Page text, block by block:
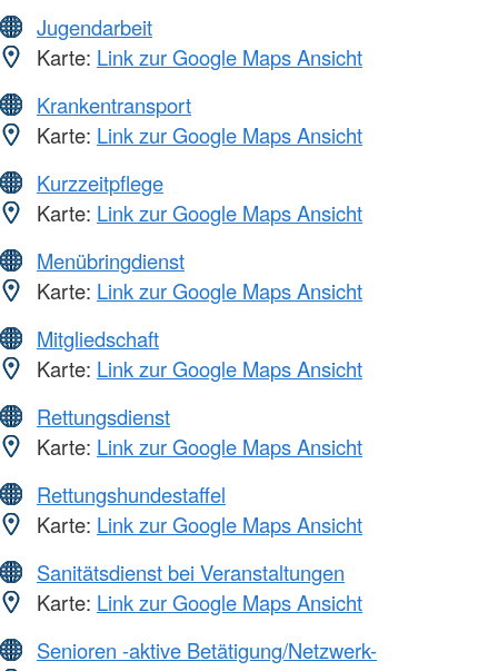
Jugendarbeit
Karte: Link zur Google Maps Ansicht
Krankentransport
Karte: Link zur Google Maps Ansicht
Kurzzeitpflege
Karte: Link zur Google Maps Ansicht
Menübringdienst
Karte: Link zur Google Maps Ansicht
Mitgliedschaft
Karte: Link zur Google Maps Ansicht
Rettungsdienst
Karte: Link zur Google Maps Ansicht
Rettungshundestaffel
Karte: Link zur Google Maps Ansicht
Sanitätsdienst bei Veranstaltungen
Karte: Link zur Google Maps Ansicht
Senioren -aktive Betätigung/Netzwerk-